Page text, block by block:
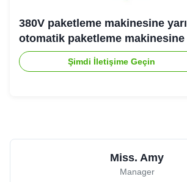
380V paketleme makinesine yarı
otomatik paketleme makinesine
Şimdi İletişime Geçin
Miss. Amy
Manager